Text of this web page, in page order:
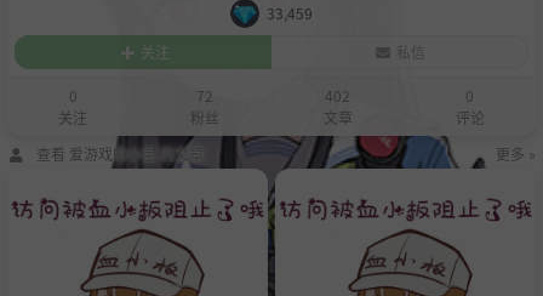
33,459
关注
私信
0
关注
72
粉丝
402
文章
0
评论
查看 爱游戏的小宝 的文章
更多 »